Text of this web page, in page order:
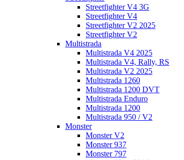
Streetfighter V4 3G
Streetfighter V4
Streetfighter V2 2025
Streetfighter V2
Multistrada
Multistrada V4 2025
Multistrada V4, Rally, RS
Multistrada V2 2025
Multistrada 1260
Multistrada 1200 DVT
Multistrada Enduro
Multistrada 1200
Multistrada 950 / V2
Monster
Monster V2
Monster 937
Monster 797